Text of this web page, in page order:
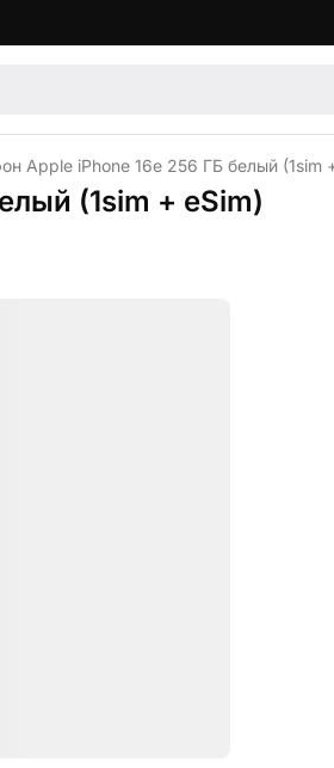
Apple iPhone 16e 256 ГБ белый (1sim
(1sim + eSim)